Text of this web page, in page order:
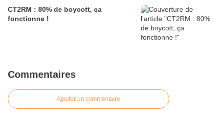
CT2RM : 80% de boycott, ça
fonctionne !
Commentaires
Ajouter un commentaire